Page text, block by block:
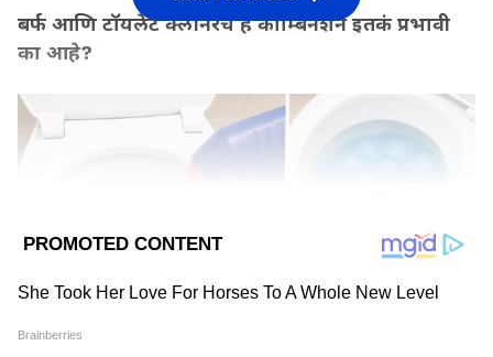
बर्फ आणि टॉयलेट क्लीनरचं हे कॉम्बिनेशन इतकं प्रभावी
का आहे?
LATEST VIDEOS